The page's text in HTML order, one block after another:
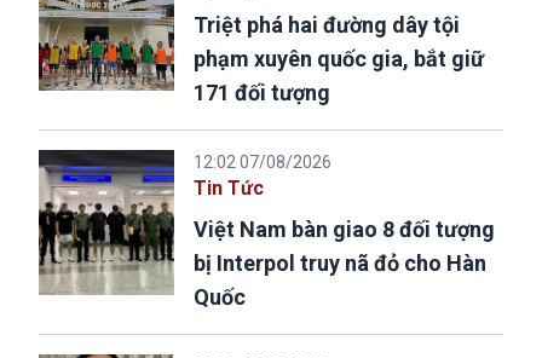
Triệt phá hai đường dây tội
phạm xuyên quốc gia, bắt giữ
171 đối tượng
12:02 07/08/2026
Tin Tức
Việt Nam bàn giao 8 đối tượng
bị Interpol truy nã đỏ cho Hàn
Quốc